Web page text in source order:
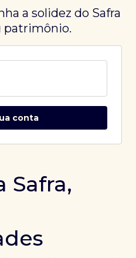
a solidez do Safra
patrimônio.
conta
Safra,